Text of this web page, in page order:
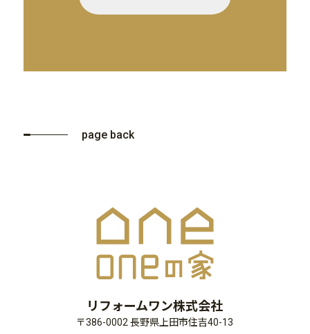
page back
リフォームワン株式会社
〒386-0002 長野県上田市住吉40-13